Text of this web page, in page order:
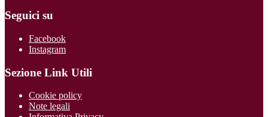
Seguici su
Facebook
Instagram
Sezione Link Utili
Cookie policy
Note legali